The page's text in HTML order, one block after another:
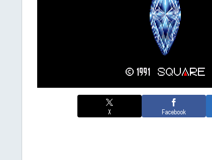
X Facebook